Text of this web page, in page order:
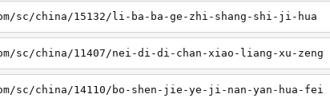
sc/china/15132/li-ba-ba-ge-zhi-shang-shi-ji-hua
sc/china/11407/nei-di-di-chan-xiao-liang-xu-zeng
sc/china/14110/bo-shen-jie-ye-ji-nan-yan-hua-fei